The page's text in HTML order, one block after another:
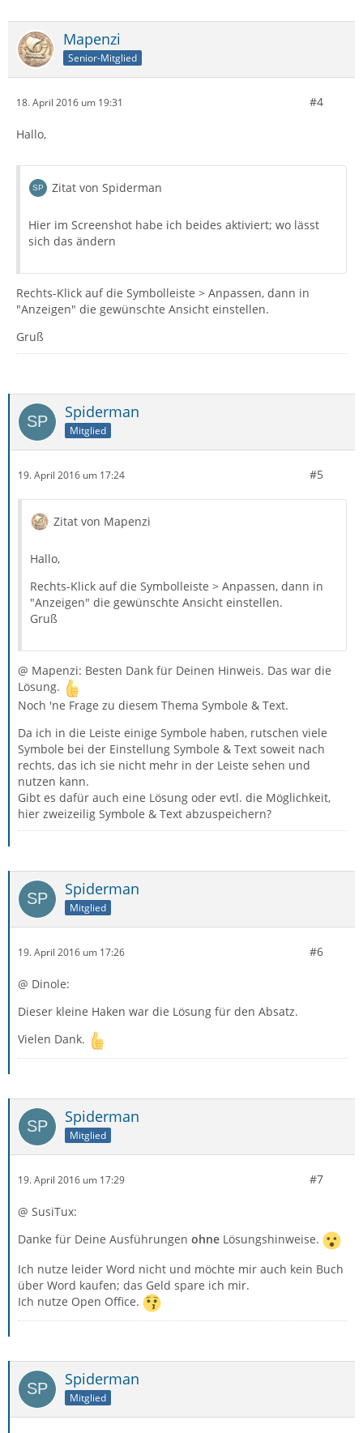
Mapenzi
Senior-Mitglied
18. April 2016 um 19:31 #4
Hallo,
Zitat von Spiderman
Hier im Screenshot habe ich beides aktiviert; wo lässt
sich das ändern
Rechts-Klick auf die Symbolleiste > Anpassen, dann in
"Anzeigen" die gewünschte Ansicht einstellen.
Gruß
Spiderman
Mitglied
19. April 2016 um 17:24 #5
Zitat von Mapenzi
Hallo,
Rechts-Klick auf die Symbolleiste > Anpassen, dann in
"Anzeigen" die gewünschte Ansicht einstellen.
Gruß
@ Mapenzi: Besten Dank für Deinen Hinweis. Das war die
Lösung.
Noch 'ne Frage zu diesem Thema Symbole & Text.
Da ich in die Leiste einige Symbole haben, rutschen viele
Symbole bei der Einstellung Symbole & Text soweit nach
rechts, das ich sie nicht mehr in der Leiste sehen und
nutzen kann.
Gibt es dafür auch eine Lösung oder evtl. die Möglichkeit,
hier zweizeilig Symbole & Text abzuspeichern?
Spiderman
Mitglied
19. April 2016 um 17:26 #6
@ Dinole:
Dieser kleine Haken war die Lösung für den Absatz.
Vielen Dank.
Spiderman
Mitglied
19. April 2016 um 17:29 #7
@ SusiTux:
Danke für Deine Ausführungen ohne Lösungshinweise.
Ich nutze leider Word nicht und möchte mir auch kein Buch
über Word kaufen; das Geld spare ich mir.
Ich nutze Open Office.
Spiderman
Mitglied